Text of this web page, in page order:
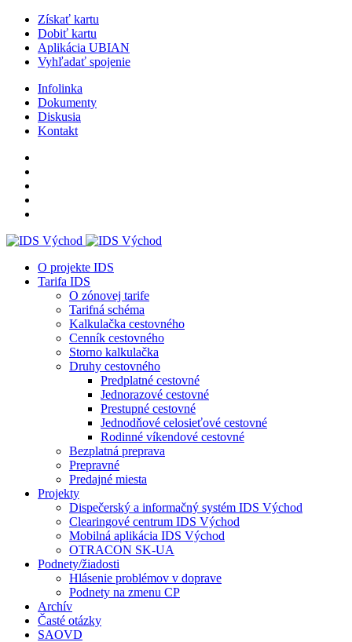
Získať kartu
Dobiť kartu
Aplikácia UBIAN
Vyhľadať spojenie
Infolinka
Dokumenty
Diskusia
Kontakt
O projekte IDS
Tarifa IDS
O zónovej tarife
Tarifná schéma
Kalkulačka cestovného
Cenník cestovného
Storno kalkulačka
Druhy cestovného
Predplatné cestovné
Jednorazové cestovné
Prestupné cestovné
Jednodňové celosieťové cestovné
Rodinné víkendové cestovné
Bezplatná preprava
Prepravné
Predajné miesta
Projekty
Dispečerský a informačný systém IDS Východ
Clearingové centrum IDS Východ
Mobilná aplikácia IDS Východ
OTRACON SK-UA
Podnety/žiadosti
Hlásenie problémov v doprave
Podnety na zmenu CP
Archív
Časté otázky
SAOVD